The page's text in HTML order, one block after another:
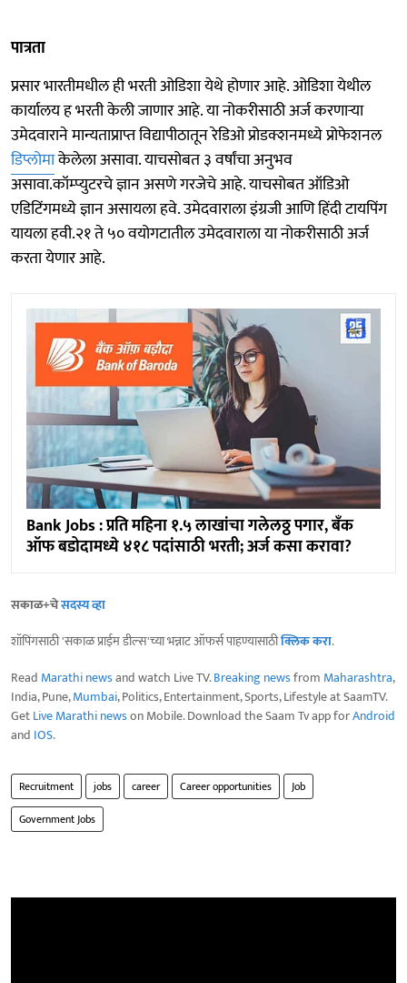
पात्रता
प्रसार भारतीमधील ही भरती ओडिशा येथे होणार आहे. ओडिशा येथील
कार्यालय ह भरती केली जाणार आहे. या नोकरीसाठी अर्ज करणाऱ्या
उमेदवाराने मान्यताप्राप्त विद्यापीठातून रेडिओ प्रोडक्शनमध्ये प्रोफेशनल
डिप्लोमाकेलेला असावा. याचसोबत ३ वर्षांचा अनुभव
असावा.कॉम्प्युटरचे ज्ञान असणे गरजेचे आहे. याचसोबत ऑडिओ
एडिटिंगमध्ये ज्ञान असायला हवे. उमेदवाराला इंग्रजी आणि हिंदी टायपिंग
यायला हवी.२१ ते ५० वयोगटातील उमेदवाराला या नोकरीसाठी अर्ज
करता येणार आहे.
Bank Jobs : प्रति महिना १.५ लाखांचा गलेलठ्ठ पगार, बँक
ऑफ बडोदामध्ये ४१८ पदांसाठी भरती; अर्ज कसा करावा?
सकाळ+चेसदस्य व्हा
शॉपिंगसाठी 'सकाळ प्राईम डील्स'च्या भन्नाट ऑफर्स पाहण्यासाठीक्लिक करा.
Read Marathi newsand watch Live TV.Breaking newsfrom Maharashtra,
India, Pune,Mumbai, Politics, Entertainment, Sports, Lifestyle at SaamTV.
GetLive Marathi newson Mobile. Download the Saam Tv app forAndroid
and IOS.
Recruitment jobs career Career opportunities
Job
Government Jobs